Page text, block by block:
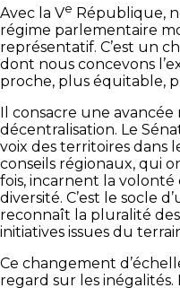
Avec la Ve République,
régime parlementaire
représentatif. C’est un
dont nous concevons
proche, plus équitable,
Il consacre une
décentralisation. Le
voix des territoires dans
conseils régionaux, qui
fois, incarnent la volonté
diversité. C’est le socle
reconnaît la pluralité
initiatives issues du
Ce changement
regard sur les inégalités.